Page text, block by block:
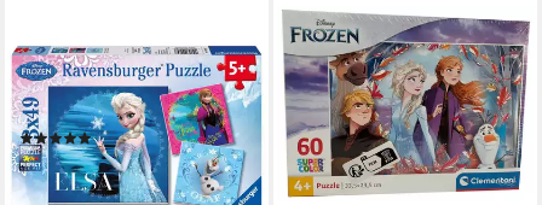
Puzzle Disney Frozen: Elsa,
Anna & Olaf. Puzzle 3 x 49
Teile, 49 Puzzleteile
(2)
ab 15,80 €
lieferbar - in 4-5 Werktagen bei dir
CLEMENTONI®
Puzzle Disney, Frozen, Super
Color Puzzle 60 Teile, Anna,
Elsa, Olaf, Sven un, 60
Puzzleteile
ab 14,00 €
lieferbar - in 3-4 Werktagen bei dir